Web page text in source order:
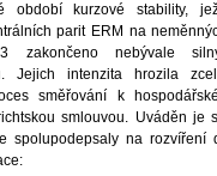
období kurzové stability,
parit ERM na
zakončeno nebývale
Jejich intenzita hrozila
směřování k
smlouvou. Uváděn je
spolupodepsaly na rozvíření